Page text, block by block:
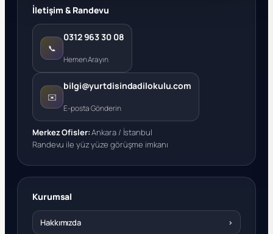
İletişim & Randevu
📞
0312 963 30 08
Hemen Arayın
✉️
bilgi@yurtdisindadilokulu.com
E-posta Gönderin
Merkez Ofisler:Ankara / İstanbul
Randevu ile yüz yüze görüşme imkanı
Kurumsal
Hakkımızda ›